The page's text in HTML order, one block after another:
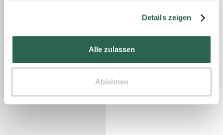
Details zeigen
Alle zulassen
Ablehnen